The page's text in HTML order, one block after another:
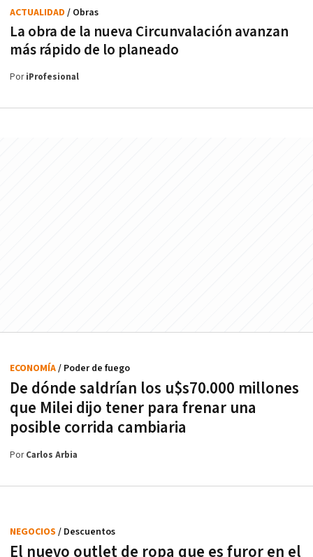
La obra de la nueva Circunvalación avanzan
más rápido de lo planeado
ACTUALIDAD / Obras
PoriProfesional
De dónde saldrían los u$s70.000 millones
que Milei dijo tener para frenar una
posible corrida cambiaria
ECONOMÍA/ Poder de fuego
PorCarlos Arbia
El nuevo outlet de ropa que es furor en el
NEGOCIOS / Descuentos